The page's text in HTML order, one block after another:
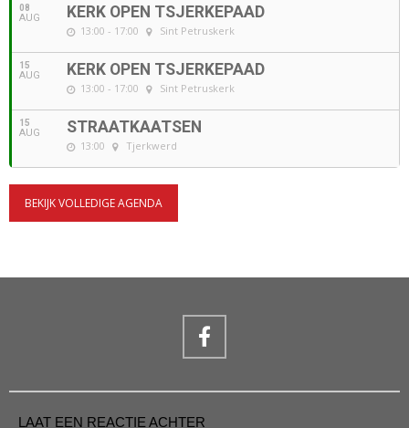
08
AUG KERK OPEN TSJERKEPAAD
13:00 - 17:00 Sint Petruskerk
15
AUG KERK OPEN TSJERKEPAAD
13:00 - 17:00 Sint Petruskerk
15
AUG STRAATKAATSEN
13:00 Tjerkwerd
BEKIJK VOLLEDIGE AGENDA
LAAT EEN REACTIE ACHTER